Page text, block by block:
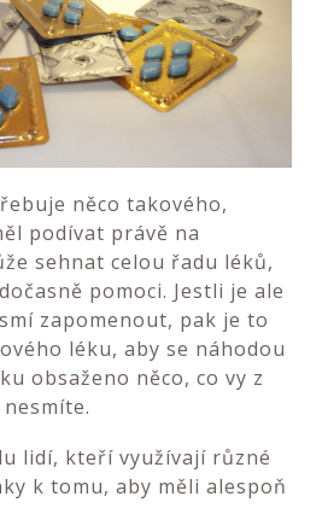
něco takového,
podívat právě na
sehnat celou řadu léků,
pomoci. Jestli je ale
zapomenout, pak je to
léku, aby se náhodou
obsaženo něco, co vy z
lidí, kteří využívají různé
k tomu, aby měli alespoň